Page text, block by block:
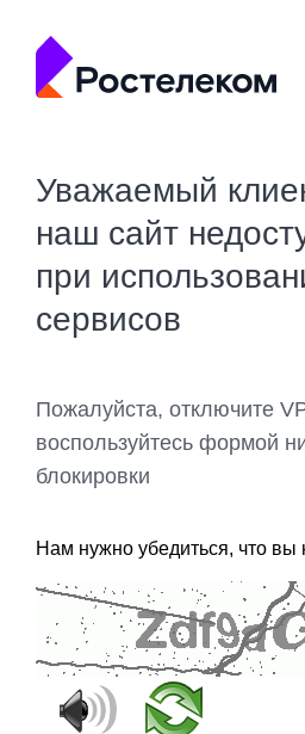
Уважаемый
наш сайт
при
сервисов
Пожалуйста, отключите
воспользуйтесь формой
блокировки
Нам нужно убедиться, что вы